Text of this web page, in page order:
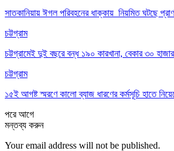
সাতকানিয়ায় ঈগল পরিবহনের ধাক্কায় নিয়মিত ঘটছে
চট্টগ্রাম
চট্টগ্রামেই দুই বছরে বন্ধ ১৯০ কারখানা, বেকার ৩০ হাজার
চট্টগ্রাম
১৫ই আগষ্ট স্মরণে কালো ব্যাজ ধারণের কর্মসূচি হাতে
পরেআগে
মন্তব্য করুন
Your email address will not be published.